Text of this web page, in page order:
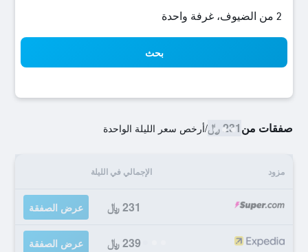
2 من الضيوف، غرفة واحدة
بحث
صفقات من231 ﷼ /أرخص سعر الليلة الواحدة
مزود الإجمالي في الليلة
231 ﷼ عرض الصفقة
239 ﷼ عرض الصفقة